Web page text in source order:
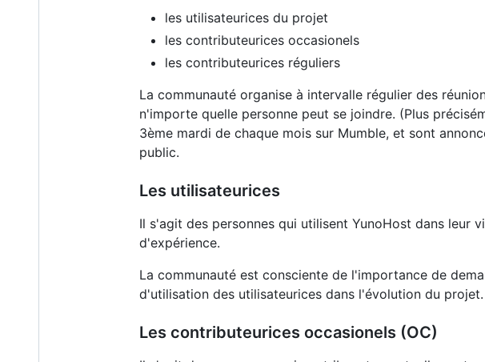
les utilisateurices du projet
les contributeurices occasionels
les contributeurices réguliers
La communauté organise à intervalle régulier des
n'importe quelle personne peut se joindre. (Plus
3ème mardi de chaque mois sur Mumble, et sont
public.
Les utilisateurices
Il s'agit des personnes qui utilisent YunoHost dans
d'expérience.
La communauté est consciente de l'importance de
d'utilisation des utilisateurices dans l'évolution du projet.
Les contributeurices occasionels (OC)